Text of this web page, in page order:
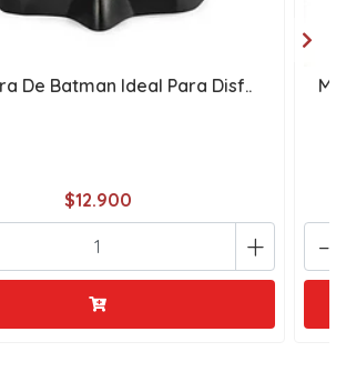
De Batman Ideal Para Disf..
$12.900
+ -